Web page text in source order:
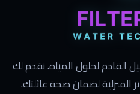
القادم لحلول المياه. نقدم لك
المنزلية لضمان صحة عائلتك.